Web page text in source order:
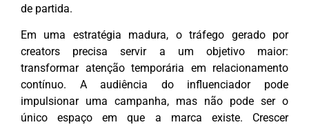
de partida.
Em uma estratégia madura, o tráfego gerado por
creators precisa servir a um objetivo maior:
transformar atenção temporária em relacionamento
contínuo. A audiência do influenciador pode
impulsionar uma campanha, mas não pode ser o
único espaço em que a marca existe. Crescer